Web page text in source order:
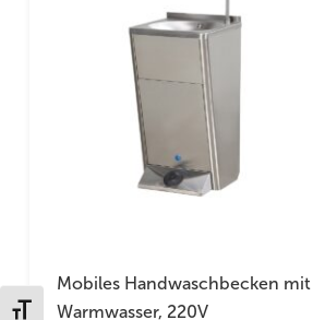
Schrift vergrößern
Mobiles Handwaschbecken mit
Warmwasser, 220V